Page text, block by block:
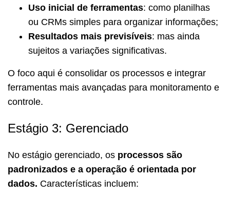
Uso inicial de ferramentas: como planilhas
ou CRMs simples para organizar informações;
Resultados mais previsíveis: mas ainda
sujeitos a variações significativas.
O foco aqui é consolidar os processos e integrar
ferramentas mais avançadas para monitoramento e
controle.
Estágio 3: Gerenciado
No estágio gerenciado, os processos são
padronizados e a operação é orientada por
dados. Características incluem: